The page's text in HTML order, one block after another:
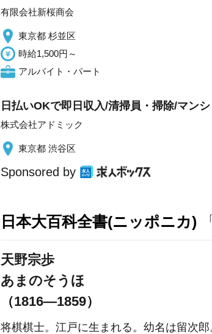
有限会社新桜商会
東京都 杉並区
時給1,500円～
アルバイト・パート
日払いOKで即日収入/清掃員・掃除/マン
株式会社アドミック
東京都 渋谷区
Sponsored by
日本大百科全書(ニッポニカ)
天野宗歩
あまのそうほ
（1816―1859）
将棋棋士。江戸に生まれる。幼名は留次